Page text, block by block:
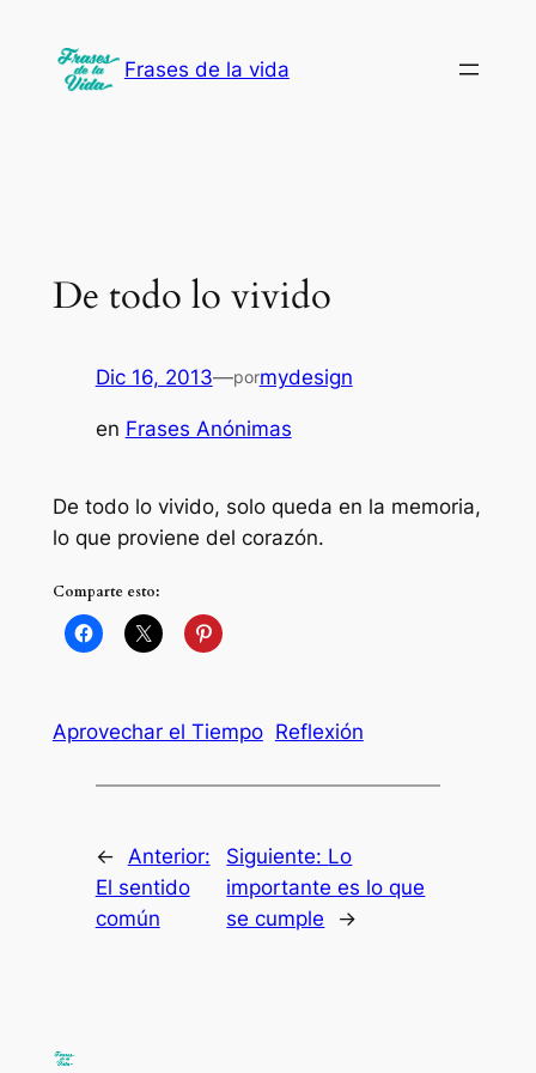
contenido
Frases de la vida
De todo lo vivido
Dic 16, 2013—pormydesign
en Frases Anónimas
De todo lo vivido, solo queda en la memoria,
lo que proviene del corazón.
Comparte esto:
Aprovechar el Tiempo Reflexión
←
Anterior:
El sentido
común
Siguiente: Lo
importante es lo que
se cumple
→